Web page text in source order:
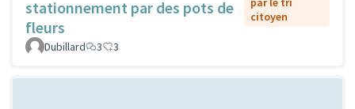
stationnement par des pots de
fleurs
citoyen
Dubillard 3 3